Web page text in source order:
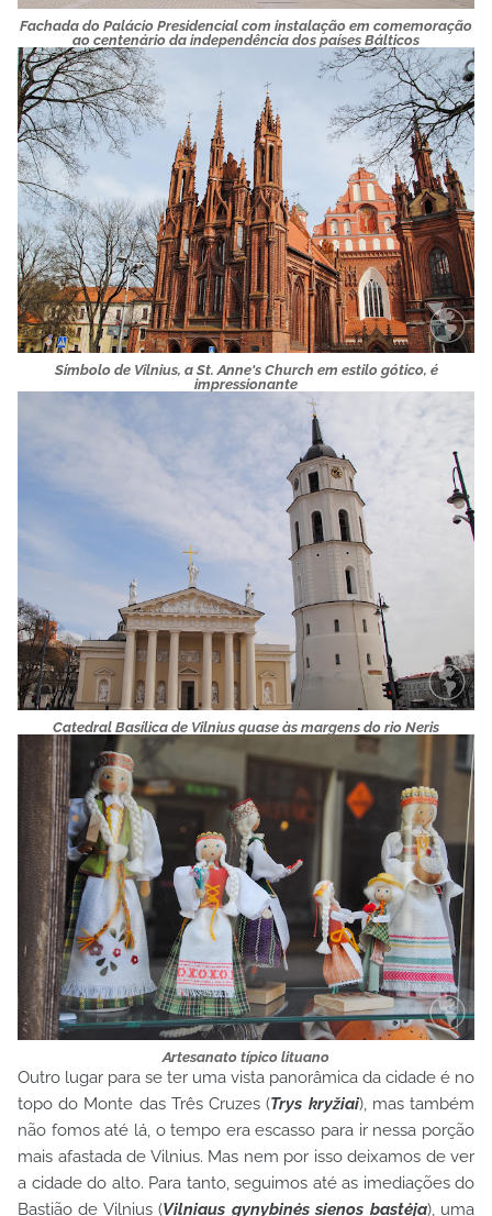
Fachada do Palácio Presidencial com instalação em comemoração
ao centenário da independência dos países Bálticos
Símbolo de Vilnius, a St. Anne's Church em estilo gótico, é
impressionante
Catedral Basílica de Vilnius quase às margens do rio Neris
Artesanato típico lituano
Outro lugar para se ter uma vista panorâmica da cidade é no
topo do Monte das Três Cruzes (Trys kryžiai), mas também
não fomos até lá, o tempo era escasso para ir nessa porção
mais afastada de Vilnius. Mas nem por isso deixamos de ver
a cidade do alto. Para tanto, seguimos até as imediações do
Bastião de Vilnius (Vilniaus gynybinės sienos bastėja), uma